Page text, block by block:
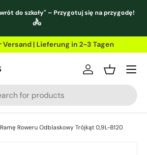
do szkoły" – Przygotuj się na przygodę!
🚴
Versand | Lieferung in 2-3 Tagen
Einloggen
Roweru Odblaskowy Trójkąt 0,9L-B120